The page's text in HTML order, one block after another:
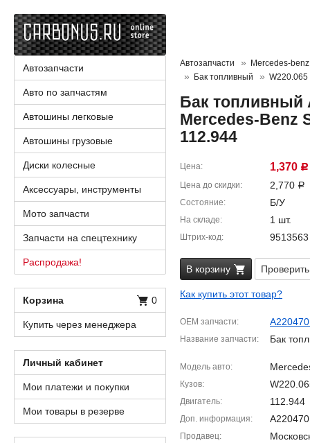
Автозапчасти
Mercedes-
Бак топливный
W220.065
Бак топливный
Mercedes-Benz
112.944
Цена 1,370 Р
Цена до скидки 2,770 Р
Состояние Б/У
На складе 1 шт.
Штрих-код 9513563
В корзину
Как купить этот товар?
OEM запчасти
Название запчасти Бак
Модель авто
Кузов
Двигатель 112.944
Доп. информация
Продавец
Автозапчасти
Авто по запчастям
Автошины легковые
Автошины грузовые
Диски колесные
Аксессуары, инструменты
Мото запчасти
Запчасти на спецтехнику
Распродажа!
Корзина 0
Купить через менеджера
Личный кабинет
Мои платежи и покупки
Мои товары в резерве